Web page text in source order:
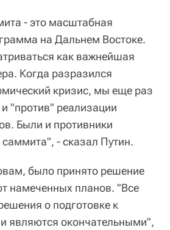
- это масштабная
на Дальнем Востоке.
как важнейшая
Когда разразился
кризис, мы еще раз
"против" реализации
Были и противники
саммита", - сказал Путин.
было принято решение
намеченных планов. "Все
о подготовке к
являются окончательными",